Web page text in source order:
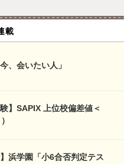
載
、会いたい人」
】SAPIX 上位校偏差値＜
浜学園「小6合否判定テス